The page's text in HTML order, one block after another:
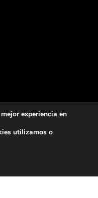
experiencia en
utilizamos o